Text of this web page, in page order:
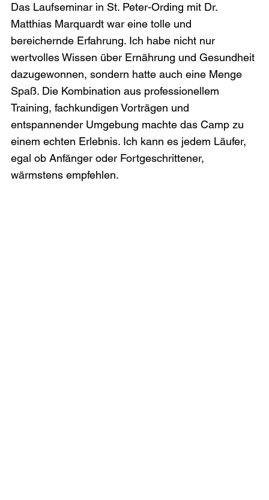
Das Laufseminar in St. Peter-Ording mit Dr.
Matthias Marquardt war eine tolle und
bereichernde Erfahrung. Ich habe nicht nur
wertvolles Wissen über Ernährung und Gesundheit
dazugewonnen, sondern hatte auch eine Menge
Spaß. Die Kombination aus professionellem
Training, fachkundigen Vorträgen und
entspannender Umgebung machte das Camp zu
einem echten Erlebnis. Ich kann es jedem Läufer,
egal ob Anfänger oder Fortgeschrittener,
wärmstens empfehlen.